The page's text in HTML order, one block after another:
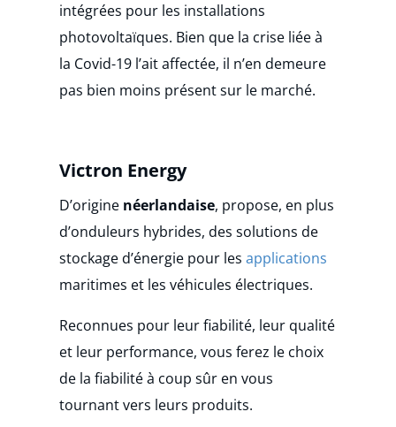
intégrées pour les installations
photovoltaïques. Bien que la crise liée à
la Covid-19 l’ait affectée, il n’en demeure
pas bien moins présent sur le marché.
Victron Energy
D’origine néerlandaise, propose, en plus
d’onduleurs hybrides, des solutions de
stockage d’énergie pour lesapplications
maritimes et les véhicules électriques.
Reconnues pour leur fiabilité, leur qualité
et leur performance, vous ferez le choix
de la fiabilité à coup sûr en vous
tournant vers leurs produits.